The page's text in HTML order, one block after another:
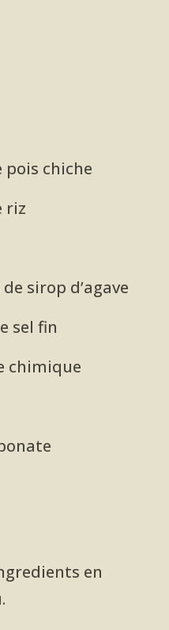
pois chiche
riz
sirop d’agave
sel fin
chimique
en